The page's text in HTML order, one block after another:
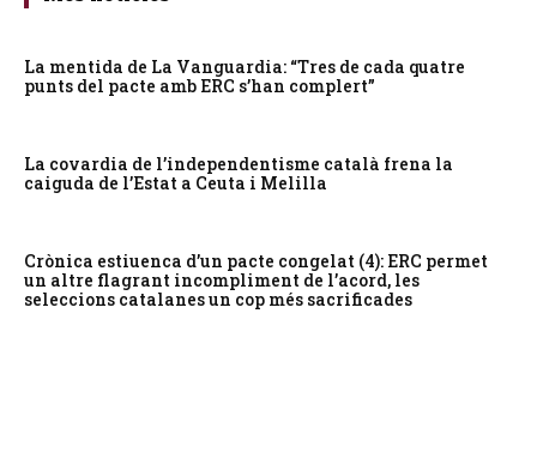
La mentida de La Vanguardia: “Tres de cada quatre
punts del pacte amb ERC s’han complert”
La covardia de l’independentisme català frena la
caiguda de l’Estat a Ceuta i Melilla
Crònica estiuenca d’un pacte congelat (4): ERC permet
un altre flagrant incompliment de l’acord, les
seleccions catalanes un cop més sacrificades